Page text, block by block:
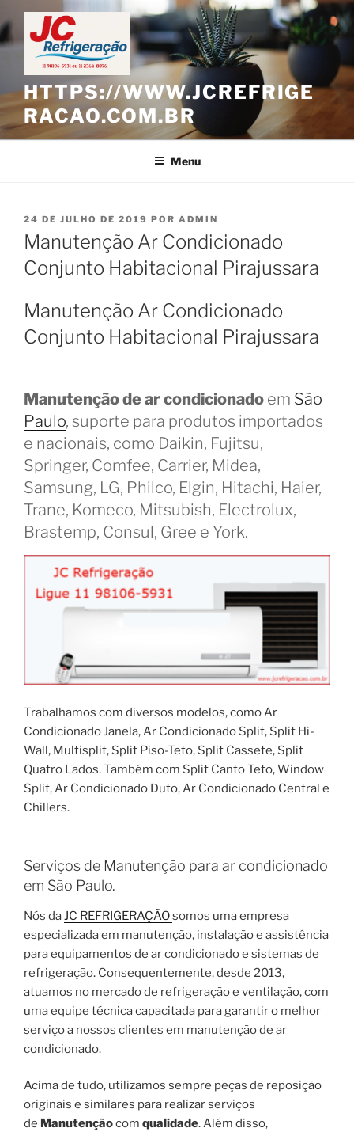
Pular
para
o
conteúdo
HTTPS://WWW.JCREFRIGE
RACAO.COM.BR
Menu
PUBLICADO
EM
24 DE JULHO DE 2019 POR ADMIN
Manutenção Ar Condicionado
Conjunto Habitacional Pirajussara
Manutenção Ar Condicionado
Conjunto Habitacional Pirajussara
Manutenção de ar condicionado em São
Paulo, suporte para produtos importados
e nacionais, como Daikin, Fujitsu,
Springer, Comfee, Carrier, Midea,
Samsung, LG, Philco, Elgin, Hitachi, Haier,
Trane, Komeco, Mitsubish, Electrolux,
Brastemp, Consul, Gree e York.
Trabalhamos com diversos modelos, como Ar
Condicionado Janela, Ar Condicionado Split, Split Hi-
Wall, Multisplit, Split Piso-Teto, Split Cassete, Split
Quatro Lados. Também com Split Canto Teto, Window
Split, Ar Condicionado Duto, Ar Condicionado Central e
Chillers.
Serviços de Manutenção para ar condicionado
em São Paulo.
Nós daJC REFRIGERAÇÃOsomos uma empresa
especializada em manutenção, instalação e assistência
para equipamentos de ar condicionado e sistemas de
refrigeração. Consequentemente, desde 2013,
atuamos no mercado de refrigeração e ventilação, com
uma equipe técnica capacitada para garantir o melhor
serviço a nossos clientes em manutenção de ar
condicionado.
Acima de tudo, utilizamos sempre peças de reposição
originais e similares para realizar serviços
de Manutençãocom qualidade. Além disso,